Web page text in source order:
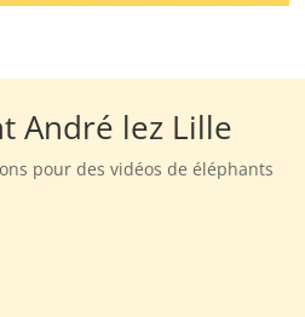
André lez Lille
pour des vidéos de éléphants